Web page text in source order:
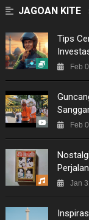
NEWS
MOVIES
TECH
MUSIC
PICTURES
JAGOAN KITE
Tips
Feb
Feb
Jan